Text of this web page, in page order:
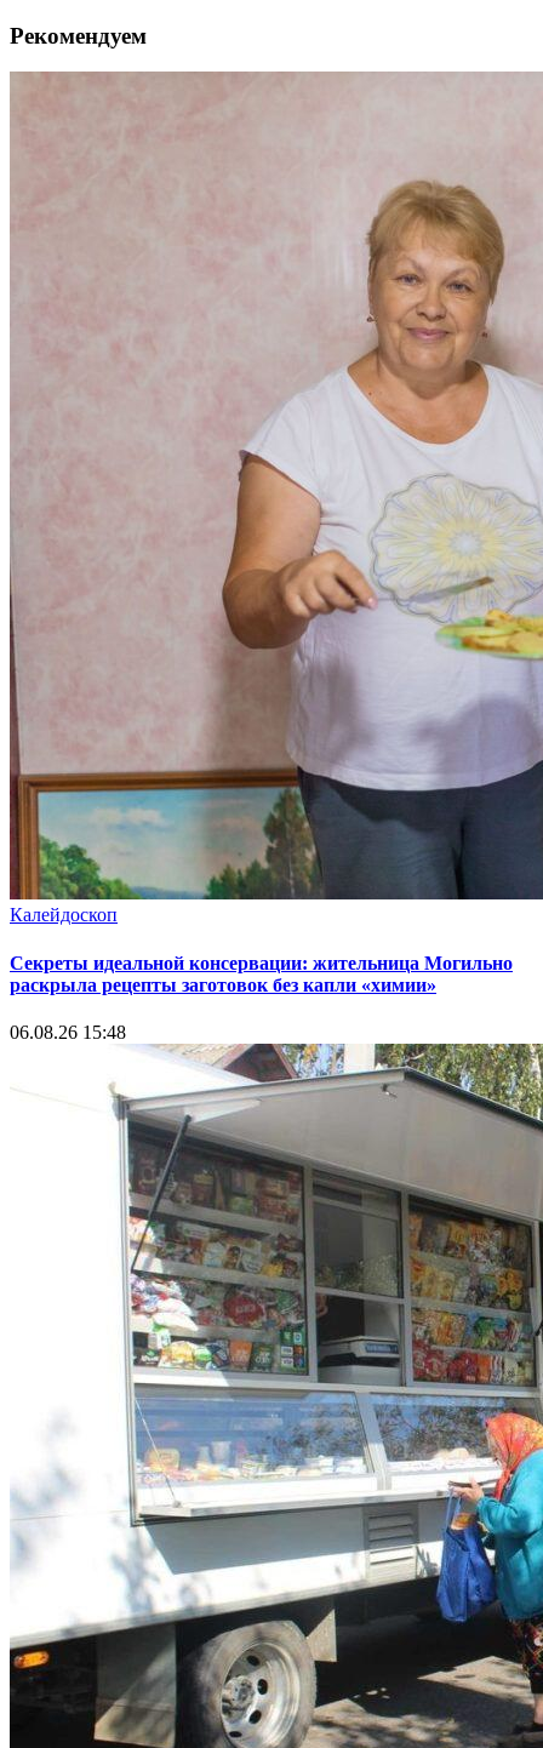
Рекомендуем
Калейдоскоп
Секреты идеальной консервации: жительница Могильно
раскрыла рецепты заготовок без капли «химии»
06.08.26 15:48